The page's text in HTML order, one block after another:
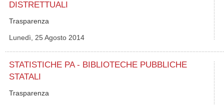
DISTRETTUALI
Trasparenza
Lunedì, 25 Agosto 2014
STATISTICHE PA - BIBLIOTECHE PUBBLICHE
STATALI
Trasparenza